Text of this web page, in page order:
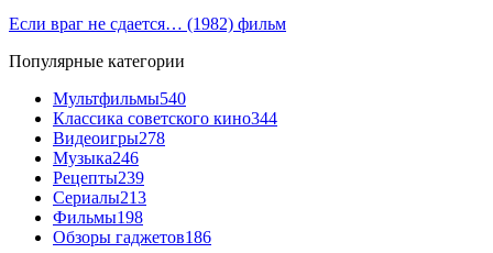
Если враг не сдается… (1982) фильм
Популярные категории
Мультфильмы540
Классика советского кино344
Видеоигры278
Музыка246
Рецепты239
Сериалы213
Фильмы198
Обзоры гаджетов186